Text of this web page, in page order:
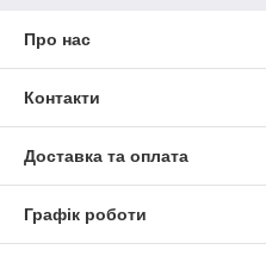
Про нас
Контакти
Доставка та оплата
Графік роботи